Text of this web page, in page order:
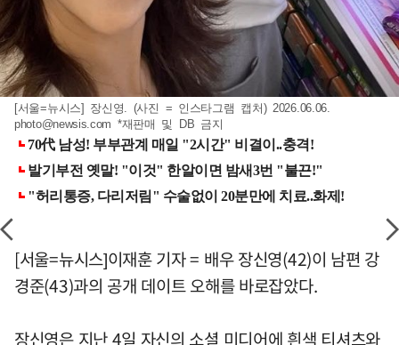
[서울=뉴시스] 장신영. (사진 = 인스타그램 캡처) 2026.06.06.
photo@newsis.com *재판매 및 DB 금지
[서울=뉴시스]이재훈 기자 = 배우 장신영(42)이 남편 강
경준(43)과의 공개 데이트 오해를 바로잡았다.
장신영은 지난 4일 자신의 소셜 미디어에 흰색 티셔츠와